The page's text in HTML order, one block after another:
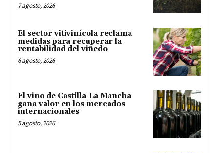
7 agosto, 2026
El sector vitivinícola reclama
medidas para recuperar la
rentabilidad del viñedo
6 agosto, 2026
El vino de Castilla-La Mancha
gana valor en los mercados
internacionales
5 agosto, 2026